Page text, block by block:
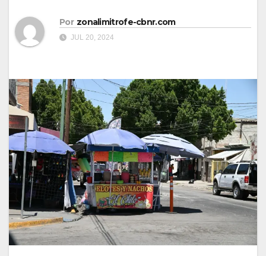
Por zonalimitrofe-cbnr.com
JUL 20, 2024